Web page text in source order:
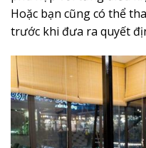
Hoặc bạn cũng có thể
trước khi đưa ra quyết